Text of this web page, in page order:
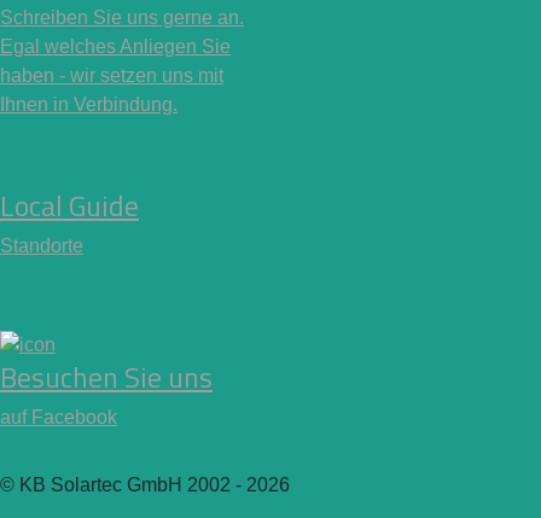
Schreiben Sie uns gerne an.
Egal welches Anliegen Sie
haben - wir setzen uns mit
Ihnen in Verbindung.
Local Guide
Standorte
Besuchen Sie uns
auf Facebook
© KB Solartec GmbH 2002 - 2026